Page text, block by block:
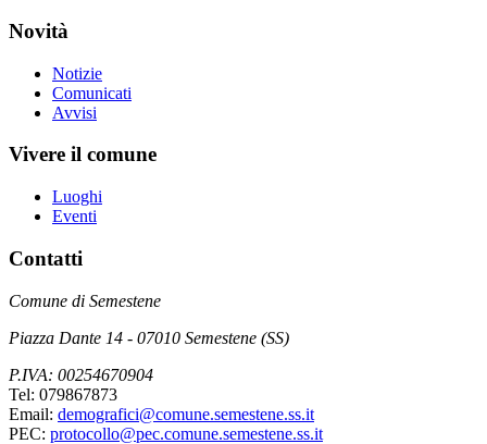
Novità
Notizie
Comunicati
Avvisi
Vivere il comune
Luoghi
Eventi
Contatti
Comune di Semestene
Piazza Dante 14 - 07010 Semestene (SS)
P.IVA: 00254670904
Tel: 079867873
Email: demografici@comune.semestene.ss.it
PEC: protocollo@pec.comune.semestene.ss.it